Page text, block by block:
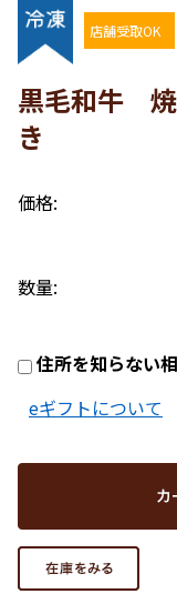
店舗受取OK
黒毛和牛 焼
き
価格:
数量:
住所を知らない
eギフトについて